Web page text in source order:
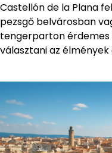
Castellón de la Plana
pezsgő belvárosban
tengerparton érdemes
választani az